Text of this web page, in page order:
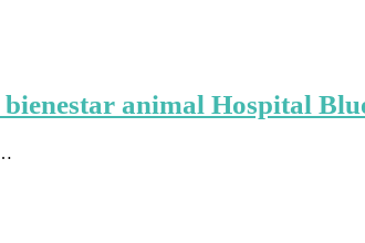
animal Hospital